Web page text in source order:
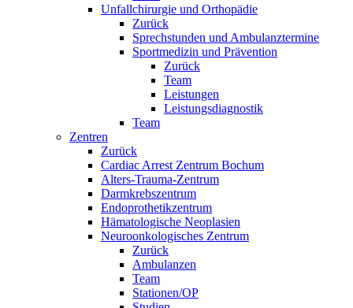
Unfallchirurgie und Orthopädie
Zurück
Sprechstunden und Ambulanztermine
Sportmedizin und Prävention
Zurück
Team
Leistungen
Leistungsdiagnostik
Team
Zentren
Zurück
Cardiac Arrest Zentrum Bochum
Alters-Trauma-Zentrum
Darmkrebszentrum
Endoprothetikzentrum
Hämatologische Neoplasien
Neuroonkologisches Zentrum
Zurück
Ambulanzen
Team
Stationen/OP